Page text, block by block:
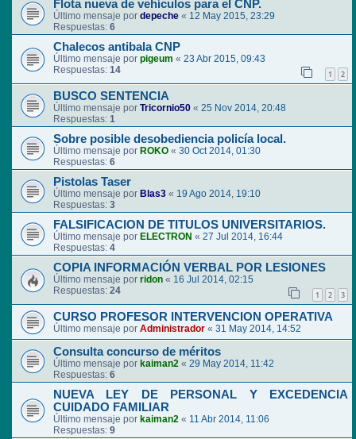
Flota nueva de vehículos para el CNP.
Último mensaje por depeche « 12 May 2015, 23:29
Respuestas: 6
Chalecos antibala CNP
Último mensaje por pigeum « 23 Abr 2015, 09:43
Respuestas: 14 1 2
BUSCO SENTENCIA
Último mensaje por Tricornio50 « 25 Nov 2014, 20:48
Respuestas: 1
Sobre posible desobediencia policía local.
Último mensaje por ROKO « 30 Oct 2014, 01:30
Respuestas: 6
Pistolas Taser
Último mensaje por Blas3 « 19 Ago 2014, 19:10
Respuestas: 3
FALSIFICACION DE TITULOS UNIVERSITARIOS.
Último mensaje por ELECTRON « 27 Jul 2014, 16:44
Respuestas: 4
COPIA INFORMACIÓN VERBAL POR LESIONES
Último mensaje por ridon « 16 Jul 2014, 02:15
Respuestas: 24 1 2 3
CURSO PROFESOR INTERVENCION OPERATIVA
Último mensaje por Administrador « 31 May 2014, 14:52
Consulta concurso de méritos
Último mensaje por kaiman2 « 29 May 2014, 11:42
Respuestas: 6
NUEVA LEY DE PERSONAL Y EXCEDENCIA
CUIDADO FAMILIAR
Último mensaje por kaiman2 « 11 Abr 2014, 11:06
Respuestas: 9